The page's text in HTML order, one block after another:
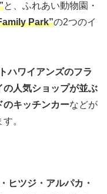
と、ふれあい動物園・
Park”の2つのイ
ハワイアンズのフラ
の人気ショップが並ぶ
のキッチンカーなどが
。
ヒツジ・アルパカ・